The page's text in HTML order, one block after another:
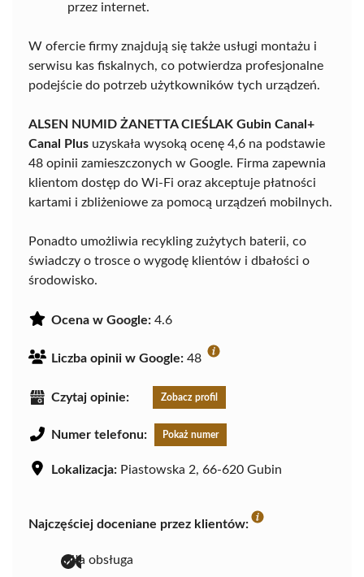
przez internet.
W ofercie firmy znajdują się także usługi montażu i
serwisu kas fiskalnych, co potwierdza profesjonalne
podejście do potrzeb użytkowników tych urządzeń.
ALSEN NUMID ŻANETTA CIEŚLAK Gubin Canal+
Canal Plus uzyskała wysoką ocenę 4,6 na podstawie
48 opinii zamieszczonych w Google. Firma zapewnia
klientom dostęp do Wi-Fi oraz akceptuje płatności
kartami i zbliżeniowe za pomocą urządzeń mobilnych.
Ponadto umożliwia recykling zużytych baterii, co
świadczy o trosce o wygodę klientów i dbałości o
środowisko.
Ocena w Google: 4.6
Liczba opinii w Google: 48
Czytaj opinie: Zobacz profil
Numer telefonu: Pokaż numer
Lokalizacja: Piastowska 2, 66-620 Gubin
Najczęściej doceniane przez klientów:
miła obsługa